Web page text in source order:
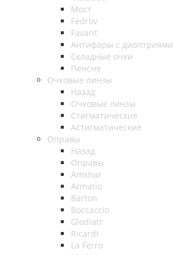
Мост
Fedrov
Favarit
Антифары с диоптриями
Складные очки
Пенсне
Очковые линзы
Назад
Очковые линзы
Стигматические
Астигматические
Оправы
Назад
Оправы
Amshar
Armatio
Barton
Boccaccio
Glodiatr
Ricardi
La Ferro